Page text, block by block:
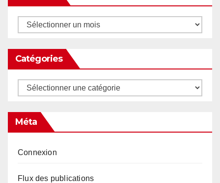
Archives
Catégories
Catégories
Méta
Connexion
Flux des publications